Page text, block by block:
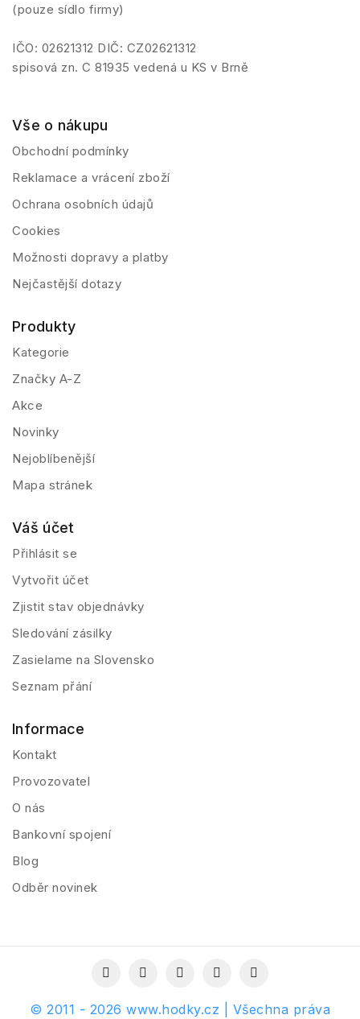
(pouze sídlo firmy)
IČO: 02621312 DIČ: CZ02621312
spisová zn. C 81935 vedená u KS v Brně
Vše o nákupu
Obchodní podmínky
Reklamace a vrácení zboží
Ochrana osobních údajů
Cookies
Možnosti dopravy a platby
Nejčastější dotazy
Produkty
Kategorie
Značky A-Z
Akce
Novinky
Nejoblíbenější
Mapa stránek
Váš účet
Přihlásit se
Vytvořit účet
Zjistit stav objednávky
Sledování zásilky
Zasielame na Slovensko
Seznam přání
Informace
Kontakt
Provozovatel
O nás
Bankovní spojení
Blog
Odběr novinek
© 2011 - 2026 www.hodky.cz | Všechna práva